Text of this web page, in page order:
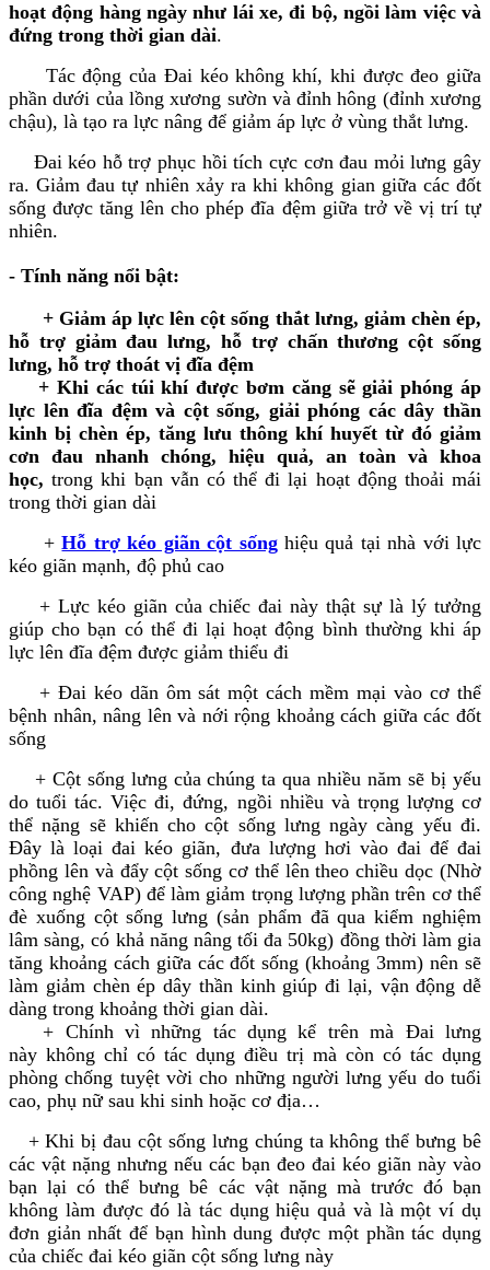
hoạt động hàng ngày như lái xe, đi bộ, ngồi làm việc và
đứng trong thời gian dài.
Tác động của Đai kéo không khí, khi được đeo giữa
phần dưới của lồng xương sườn và đỉnh hông (đỉnh xương
chậu), là tạo ra lực nâng để giảm áp lực ở vùng thắt lưng.
Đai kéo hỗ trợ phục hồi tích cực cơn đau mỏi lưng gây
ra. Giảm đau tự nhiên xảy ra khi không gian giữa các đốt
sống được tăng lên cho phép đĩa đệm giữa trở về vị trí tự
nhiên.
- Tính năng nổi bật:
+ Giảm áp lực lên cột sống thắt lưng, giảm chèn ép,
hỗ trợ giảm đau lưng, hỗ trợ chấn thương cột sống
lưng, hỗ trợ thoát vị đĩa đệm
+ Khi các túi khí được bơm căng sẽ giải phóng áp
lực lên đĩa đệm và cột sống, giải phóng các dây thần
kinh bị chèn ép, tăng lưu thông khí huyết từ đó giảm
cơn đau nhanh chóng, hiệu quả, an toàn và khoa
học,trong khi bạn vẫn có thể đi lại hoạt động thoải mái
trong thời gian dài
+Hỗ trợ kéo giãn cột sốnghiệu quả tại nhà với lực
kéo giãn mạnh, độ phủ cao
+ Lực kéo giãn của chiếc đai này thật sự là lý tưởng
giúp cho bạn có thể đi lại hoạt động bình thường khi áp
lực lên đĩa đệm được giảm thiểu đi
+ Đai kéo dãn ôm sát một cách mềm mại vào cơ thể
bệnh nhân, nâng lên và nới rộng khoảng cách giữa các đốt
sống
+ Cột sống lưng của chúng ta qua nhiều năm sẽ bị yếu
do tuổi tác. Việc đi, đứng, ngồi nhiều và trọng lượng cơ
thể nặng sẽ khiến cho cột sống lưng ngày càng yếu đi.
Đây là loại đai kéo giãn, đưa lượng hơi vào đai để đai
phồng lên và đẩy cột sống cơ thể lên theo chiều dọc (Nhờ
công nghệ VAP) để làm giảm trọng lượng phần trên cơ thể
đè xuống cột sống lưng (sản phẩm đã qua kiểm nghiệm
lâm sàng, có khả năng nâng tối đa 50kg) đồng thời làm gia
tăng khoảng cách giữa các đốt sống (khoảng 3mm) nên sẽ
làm giảm chèn ép dây thần kinh giúp đi lại, vận động dễ
dàng trong khoảng thời gian dài.
+ Chính vì những tác dụng kể trên mà Đai lưng
này không chỉ có tác dụng điều trị mà còn có tác dụng
phòng chống tuyệt vời cho những người lưng yếu do tuổi
cao, phụ nữ sau khi sinh hoặc cơ địa…
+ Khi bị đau cột sống lưng chúng ta không thể bưng bê
các vật nặng nhưng nếu các bạn đeo đai kéo giãn này vào
bạn lại có thể bưng bê các vật nặng mà trước đó bạn
không làm được đó là tác dụng hiệu quả và là một ví dụ
đơn giản nhất để bạn hình dung được một phần tác dụng
của chiếc đai kéo giãn cột sống lưng này